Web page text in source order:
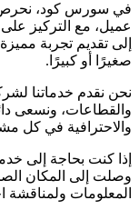
في سورس كود،
عميل، مع التركيز
إلى تقديم تجربة
صغيرًا أو كبيرًا.
نحن نقدم خدماتنا
والقطاعات، ونسعى
والاحترافية في كل
إذا كنت بحاجة إلى
وصلت إلى المكان
المعلومات ولمناقشة